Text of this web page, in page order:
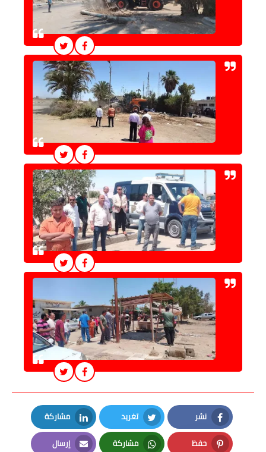
نشر
Facebook
تغريد
Twitter
مشاركة
LinkedIn
حفظ مشاركة إرسال